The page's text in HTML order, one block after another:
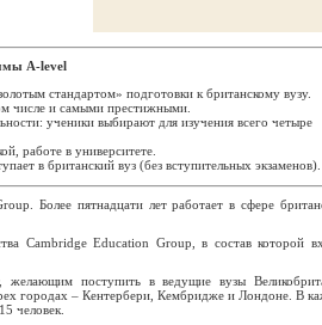
A-level
стандартом» подготовки к британскому вузу.
числе и самыми престижными.
ученики выбирают для изучения всего четыре
работе в университете.
в британский вуз (без вступительных экзаменов).
Более пятнадцати лет работает в сфере
Cambridge Education Group, в состав которой
поступить в ведущие вузы
городах – Кентербери, Кембридже и Лондоне. В
человек.